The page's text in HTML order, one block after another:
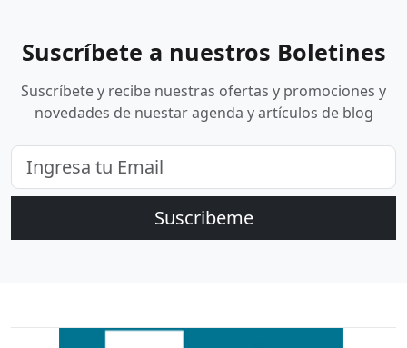
Suscríbete a nuestros Boletines
Suscríbete y recibe nuestras ofertas y promociones y
novedades de nuestar agenda y artículos de blog
Suscribeme